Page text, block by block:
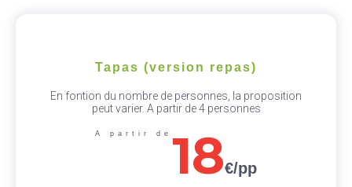
Tapas (version repas)
En fontion du nombre de personnes, la proposition
peut varier. A partir de 4 personnes
A partir de 18€/pp